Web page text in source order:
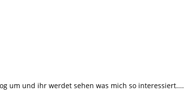
um und ihr werdet sehen was mich so interessiert....